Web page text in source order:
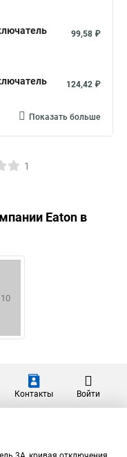
99,58 ₽
124,42 ₽
Показать больше
1
Eaton в
Контакты Войти